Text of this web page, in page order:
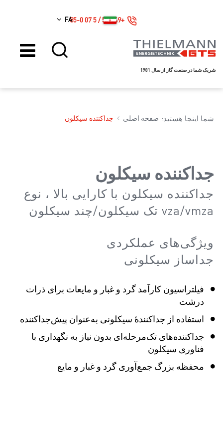
شریک شما در صنعت گاز از سال 1981
FA +49 561 / 5 07 85-0
شما اینجا هستید: جداکننده سیکلون صفحه اصلی
جداکننده سیکلون
جداکننده سیکلون با کارایی بالا ، نوع
vza/vmza تک سیکلون/چند سیکلون
ویژگی‌های عملکردی
جداساز سیکلونی
فیلتراسیون کارآمد گرد و غبار و مایعات برای ذرات
درشت
استفاده از جداکنندهٔ سیکلونی به‌عنوان پیش‌جداکننده
جداکننده‌های تک‌مرحله‌ای بدون نیاز به نگهداری با
فناوری سیکلون
محفظه بزرگ جمع‌آوری گرد و غبار و مایع